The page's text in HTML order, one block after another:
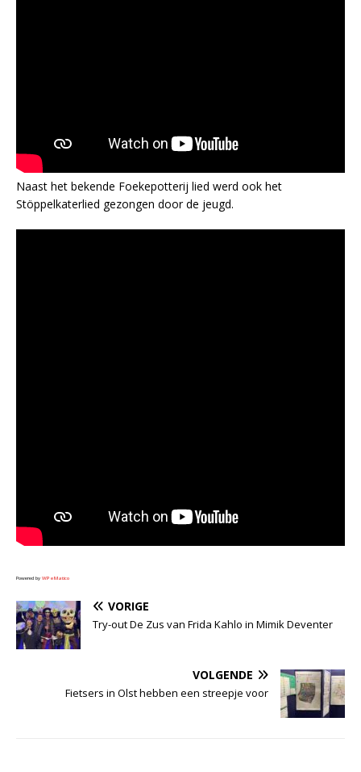
Naast het bekende Foekepotterij lied werd ook het
Stöppelkaterlied gezongen door de jeugd.
Powered by WPeMatico
VORIGE
Try-out De Zus van Frida Kahlo in Mimik Deventer
VOLGENDE
Fietsers in Olst hebben een streepje voor